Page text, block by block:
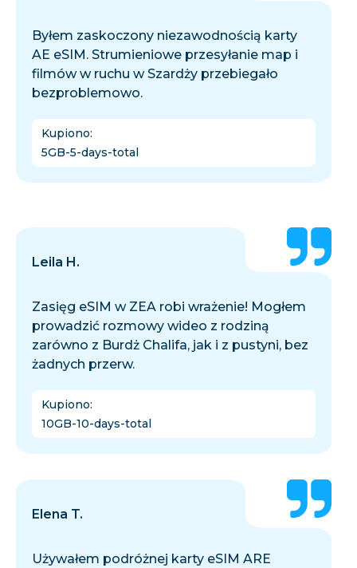
Byłem zaskoczony niezawodnością karty
AE eSIM. Strumieniowe przesyłanie map i
filmów w ruchu w Szardży przebiegało
bezproblemowo.
Kupiono:
5GB-5-days-total
Leila H.
Zasięg eSIM w ZEA robi wrażenie! Mogłem
prowadzić rozmowy wideo z rodziną
zarówno z Burdż Chalifa, jak i z pustyni, bez
żadnych przerw.
Kupiono:
10GB-10-days-total
Elena T.
Używałem podróżnej karty eSIM ARE